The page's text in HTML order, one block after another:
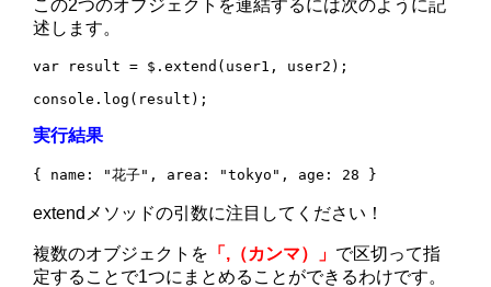
この2つのオブジェクトを連結するには次のように記
述します。
var result = $.extend(user1, user2);
console.log(result);
実行結果
{ name: "花子", area: "tokyo", age: 28 }
extendメソッドの引数に注目してください！
複数のオブジェクトを 「,（カンマ）」 で区切って指
定することで1つにまとめることができるわけです。